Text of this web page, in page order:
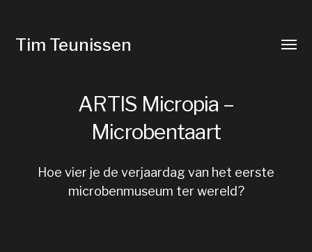
Tim Teunissen
ARTIS Micropia –
Microbentaart
Hoe vier je de verjaardag van het eerste
microbenmuseum ter wereld?